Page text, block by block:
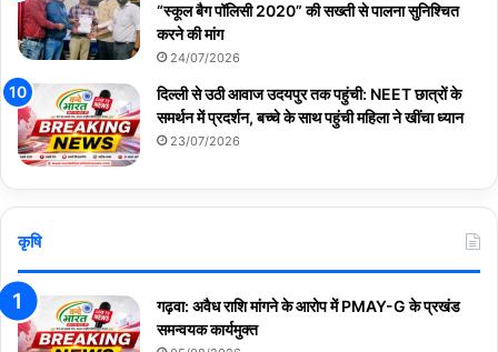
“स्कूल बैग पॉलिसी 2020” की सख्ती से पालना सुनिश्चित
करने की मांग
24/07/2026
दिल्ली से उठी आवाज उदयपुर तक पहुंची: NEET छात्रों के
समर्थन में प्रदर्शन, बच्चे के साथ पहुंची महिला ने खींचा ध्यान
23/07/2026
कृषि
गढ़वा: अवैध राशि मांगने के आरोप में PMAY-G के प्रखंड
समन्वयक कार्यमुक्त